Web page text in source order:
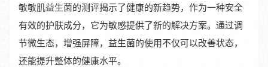
敏敏肌益生菌的测评揭示了健康的新趋势，作为一种安全
有效的护肤成分，它为敏感提供了新的解决方案。通过调
节微生态，增强屏障，益生菌的使用不仅可以改善状态，
还能提升整体的健康水平。